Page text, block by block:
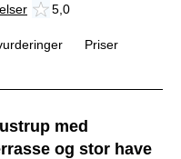
5,0
Priser
med
og stor have